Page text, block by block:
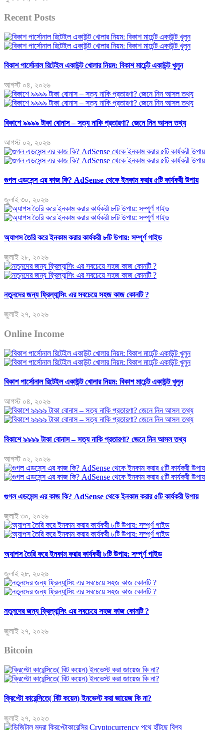
Recent Posts
বিকাশ পার্সোনাল রিটেইল একাউন্ট খোলার নিয়ম: বিকাশ মার্চেন্ট একাউন্ট খুলুন
আগস্ট ০৪, ২০২৬
বিকাশে ৯৯৯৯ টাকা বোনাস – সত্য নাকি প্রতারণা? জেনে নিন আসল তথ্য
আগস্ট ০২, ২০২৬
গুগল এডসেন্স এর কাজ কি? AdSense থেকে ইনকাম করার ৫টি কার্যকরী উপায়
জুলাই ৩০, ২০২৬
অ্যাপস তৈরি করে ইনকাম করার কার্যকরী ৮টি উপায়: সম্পূর্ণ গাইড
জুলাই ২৮, ২০২৬
নতুনদের জন্য ফ্রিল্যান্সিং এর সবচেয়ে সহজ কাজ কোনটি ?
জুলাই ২৭, ২০২৬
Online Income
বিকাশ পার্সোনাল রিটেইল একাউন্ট খোলার নিয়ম: বিকাশ মার্চেন্ট একাউন্ট খুলুন
আগস্ট ০৪, ২০২৬
বিকাশে ৯৯৯৯ টাকা বোনাস – সত্য নাকি প্রতারণা? জেনে নিন আসল তথ্য
আগস্ট ০২, ২০২৬
গুগল এডসেন্স এর কাজ কি? AdSense থেকে ইনকাম করার ৫টি কার্যকরী উপায়
জুলাই ৩০, ২০২৬
অ্যাপস তৈরি করে ইনকাম করার কার্যকরী ৮টি উপায়: সম্পূর্ণ গাইড
জুলাই ২৮, ২০২৬
নতুনদের জন্য ফ্রিল্যান্সিং এর সবচেয়ে সহজ কাজ কোনটি ?
জুলাই ২৭, ২০২৬
Bitcoin
ক্রিপ্টো কারেন্সিতে( বিট কয়েন) ইনভেস্ট করা জায়েজ কি না?
জুলাই ২৭, ২০২৩